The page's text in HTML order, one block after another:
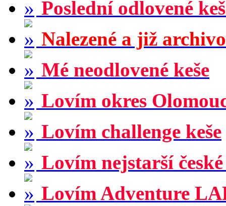
Poslední odlovené
Nalezené a již
Mé neodlovené keše
Lovím okres
Lovím challenge keše
Lovím nejstarší české
Lovím Adventure